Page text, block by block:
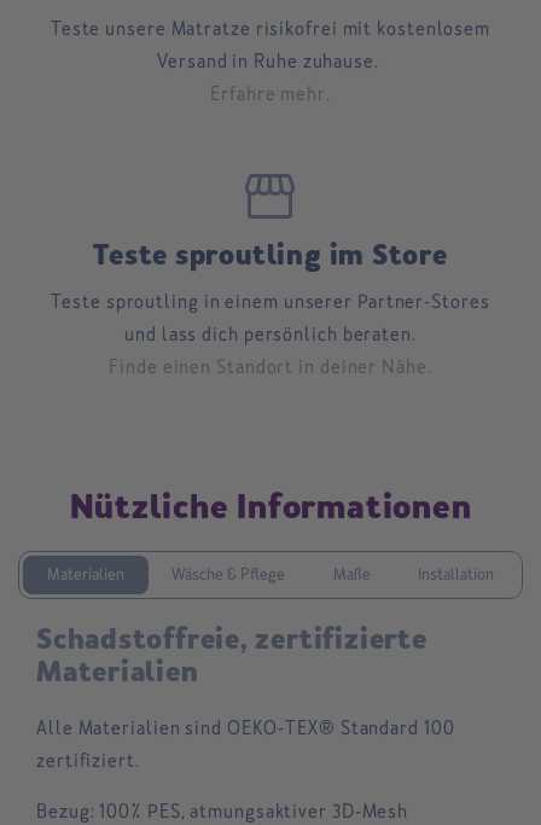
Teste unsere Matratze risikofrei mit kostenlosem
Versand in Ruhe zuhause.
Erfahre mehr.
storefront
Teste sproutling im Store
Teste sproutling in einem unserer Partner-Stores
und lass dich persönlich beraten.
Finde einen Standort in deiner Nähe.
Nützliche Informationen
Materialien Wäsche & Pflege Maße Installation
Schadstoffreie, zertifizierte
Materialien
Alle Materialien sind OEKO-TEX® Standard 100
zertifiziert.
Bezug: 100% PES, atmungsaktiver 3D-Mesh